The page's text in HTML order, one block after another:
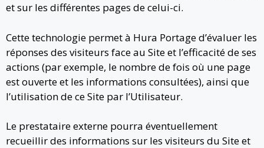
et sur les différentes pages de celui-ci.
Cette technologie permet à Hura Portage d’évaluer les
réponses des visiteurs face au Site et l’efficacité de ses
actions (par exemple, le nombre de fois où une page
est ouverte et les informations consultées), ainsi que
l’utilisation de ce Site par l’Utilisateur.
Le prestataire externe pourra éventuellement
recueillir des informations sur les visiteurs du Site et